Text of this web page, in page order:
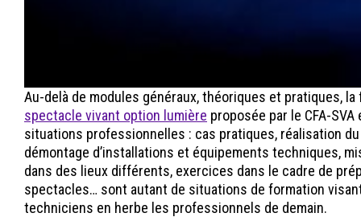
Au-delà de modules généraux, théoriques et pratiques,
spectacle vivant option lumière proposée par le CFA-
situations professionnelles : cas pratiques, réalisation
démontage d’installations et équipements techniques,
dans des lieux différents, exercices dans le cadre de
spectacles… sont autant de situations de formation
techniciens en herbe les professionnels de demain.